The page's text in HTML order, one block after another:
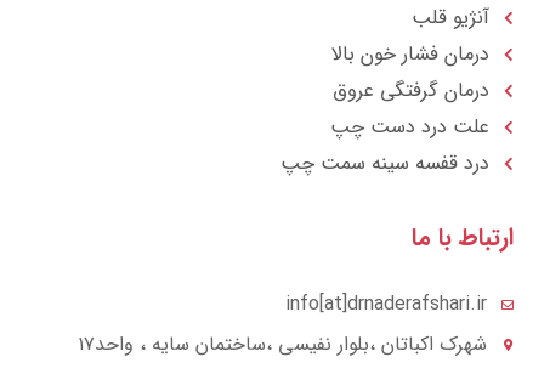
آنژیو قلب
درمان فشار خون بالا
درمان گرفتگی عروق
علت درد دست چپ
درد قفسه سينه سمت چپ
با ما
info[at]drnaderafshari.ir
شهرک اکباتان ،بلوار نفیسی ،ساختمان سایه ، واحد۱۷